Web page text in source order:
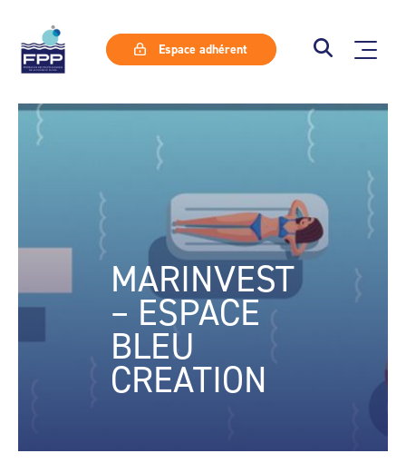
Espace adhérent
MARINVEST
– ESPACE
BLEU
CREATION